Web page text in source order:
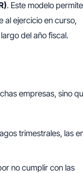
. Este modelo
al ejercicio en curso,
del año fiscal.
empresas, sino
trimestrales, las
no cumplir con las